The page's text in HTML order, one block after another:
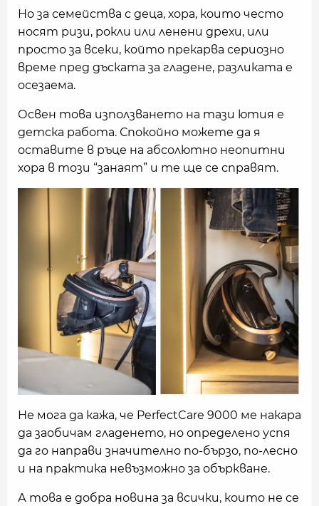
Но за семейства с деца, хора, които често
носят ризи, рокли или ленени дрехи, или
просто за всеки, който прекарва сериозно
време пред дъската за гладене, разликата е
осезаема.
Освен това използването на тази ютия е
детска работа. Спокойно можете да я
оставите в ръце на абсолютно неопитни
хора в този “занаят” и те ще се справят.
Не мога да кажа, че PerfectCare 9000 ме накара
да заобичам гладенето, но определено успя
да го направи значително по-бързо, по-лесно
и на практика невъзможно за объркване.
А това е добра новина за всички, които не се